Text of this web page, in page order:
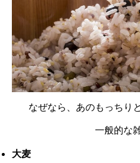
なぜなら、あのもっちり
一般的な
大麦